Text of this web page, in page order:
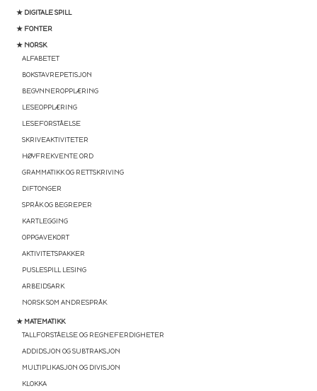
★ DIGITALE SPILL
★ FONTER
★ NORSK
ALFABETET
BOKSTAVREPETISJON
BEGYNNEROPPLÆRING
LESEOPPLÆRING
LESEFORSTÅELSE
SKRIVEAKTIVITETER
HØYFREKVENTE ORD
GRAMMATIKK OG RETTSKRIVING
DIFTONGER
SPRÅK OG BEGREPER
KARTLEGGING
OPPGAVEKORT
AKTIVITETSPAKKER
PUSLESPILL LESING
ARBEIDSARK
NORSK SOM ANDRESPRÅK
★ MATEMATIKK
TALLFORSTÅELSE OG REGNEFERDIGHETER
ADDIDSJON OG SUBTRAKSJON
MULTIPLIKASJON OG DIVISJON
KLOKKA